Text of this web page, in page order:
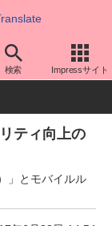
検索 Impressサイト
マホ/SIMフリースマ
ティ向上の
」とモバイルル